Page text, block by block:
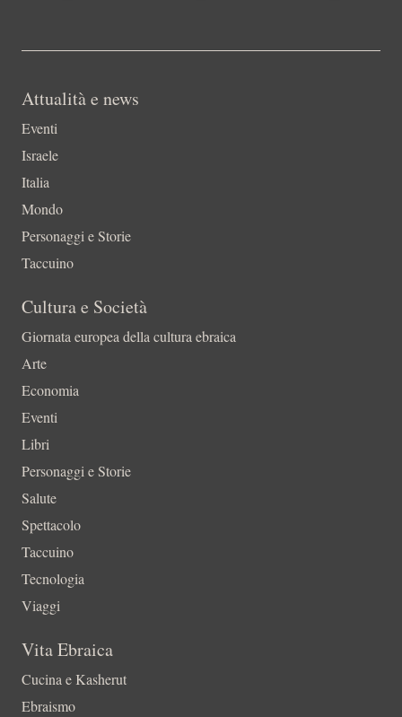
Attualità e news
Eventi
Israele
Italia
Mondo
Personaggi e Storie
Taccuino
Cultura e Società
Giornata europea della cultura ebraica
Arte
Economia
Eventi
Libri
Personaggi e Storie
Salute
Spettacolo
Taccuino
Tecnologia
Viaggi
Vita Ebraica
Cucina e Kasherut
Ebraismo